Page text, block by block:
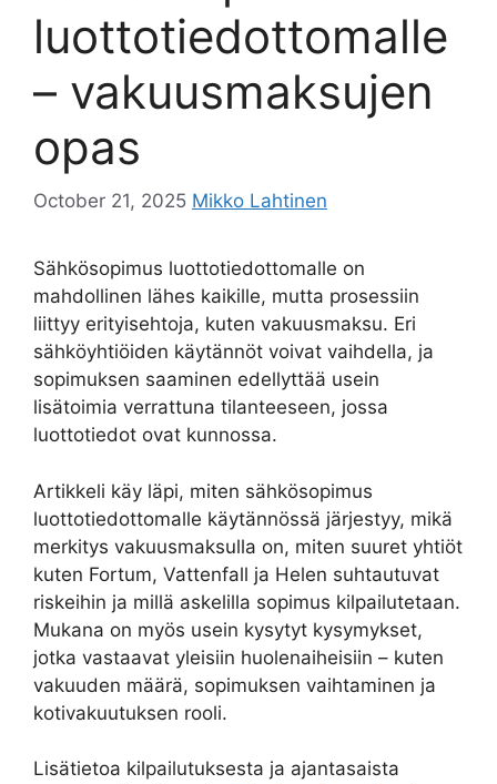
luottotiedottomalle
– vakuusmaksujen
opas
October 21, 2025 Mikko Lahtinen
Sähkösopimus luottotiedottomalle on
mahdollinen lähes kaikille, mutta prosessiin
liittyy erityisehtoja, kuten vakuusmaksu. Eri
sähköyhtiöiden käytännöt voivat vaihdella, ja
sopimuksen saaminen edellyttää usein
lisätoimia verrattuna tilanteeseen, jossa
luottotiedot ovat kunnossa.
Artikkeli käy läpi, miten sähkösopimus
luottotiedottomalle käytännössä järjestyy, mikä
merkitys vakuusmaksulla on, miten suuret yhtiöt
kuten Fortum, Vattenfall ja Helen suhtautuvat
riskeihin ja millä askelilla sopimus kilpailutetaan.
Mukana on myös usein kysytyt kysymykset,
jotka vastaavat yleisiin huolenaiheisiin – kuten
vakuuden määrä, sopimuksen vaihtaminen ja
kotivakuutuksen rooli.
Lisätietoa kilpailutuksesta ja ajantasaista